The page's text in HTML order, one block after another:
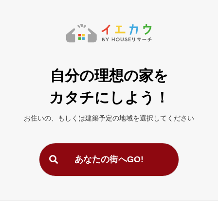
自分の理想の家を
カタチにしよう！
お住いの、もしくは建築予定の地域を選択してください
あなたの街へGO!